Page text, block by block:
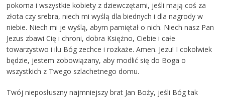
pokorna i wszystkie kobiety z dziewczętami, jeśli mają coś za
złota czy srebra, niech mi wyślą dla biednych i dla nagrody w
niebie. Niech mi je wyślą, abym pamiętał o nich. Niech nasz Pan
Jezus zbawi Cię i chroni, dobra Księżno, Ciebie i całe
towarzystwo i ilu Bóg zechce i rozkaże. Amen. Jezu! I cokolwiek
będzie, jestem zobowiązany, aby modlić się do Boga o
wszystkich z Twego szlachetnego domu.
Twój nieposłuszny najmniejszy brat Jan Boży, jeśli Bóg tak